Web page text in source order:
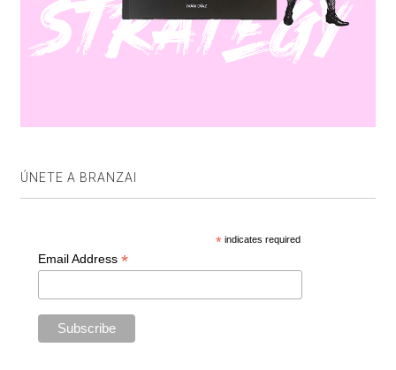
ÚNETE A BRANZAI
* indicates required
Email Address *